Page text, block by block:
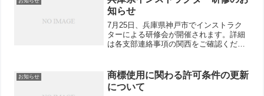
知らせ
7月25日、兵庫県神戸市でインストラク
ターによる研修会が開催されます。詳細
は各支部連絡事項の関西をご確認くださ
お知らせ
商標使用に関わる許可条件の更新
について